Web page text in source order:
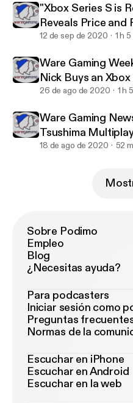
"Xbox Series S is
Reveals Price and
Gaming News
12 de sep de 2020 1 h
Ware Gaming
Nick Buys an
26 de ago de 2020 1 h
Ware Gaming
Tsushima
18 de ago de 2020 52
Sobre Podimo
Empleo
Blog
¿Necesitas ayuda?
Para podcasters
Iniciar sesión como
Preguntas
Normas de la
Escuchar en iPhone
Escuchar en Android
Escuchar en la web